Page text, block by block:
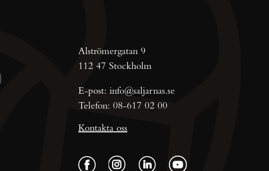
Alströmergatan 9
112 47 Stockholm
E-post: info@saljarnas.se
Telefon: 08-617 02 00
Kontakta oss